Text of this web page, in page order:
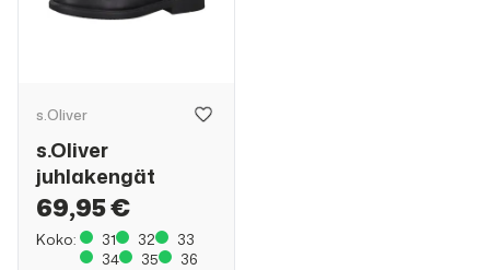
s.Oliver
s.Oliver
juhlakengät
69,95 €
Koko: 31 32
33
34
35 36